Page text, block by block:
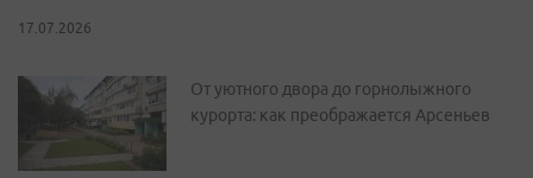
17.07.2026
От уютного двора до горнолыжного
курорта: как преображается Арсеньев